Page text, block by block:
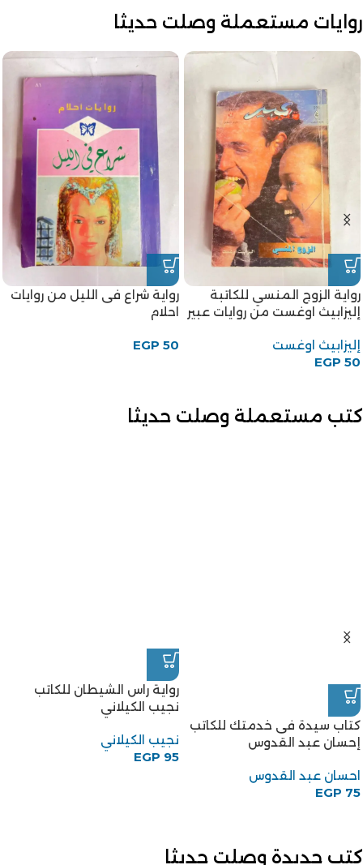
روايات مستعملة وصلت حديثا
رواية الزوج المنسي للكاتبة
إليزابيث اوغست من روايات عبير
إليزابيث اوغست
EGP 50
رواية شراع فى الليل من روايات
احلام
EGP 50
كتب مستعملة وصلت حديثا
كتاب سيدة فى خدمتك للكاتب
إحسان عبد القدوس
احسان عبد القدوس
EGP 75
رواية راس الشيطان للكاتب
نجيب الكيلاني
نجيب الكيلاني
EGP 95
كتب جديدة وصلت حديثا